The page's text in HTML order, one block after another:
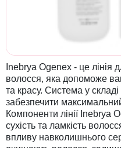
Inebrya Ogenex - це лінія
волосся, яка допоможе
та красу. Система у
забезпечити
Компоненти лінії Inebrya
сухість та ламкість
впливу навколишнього